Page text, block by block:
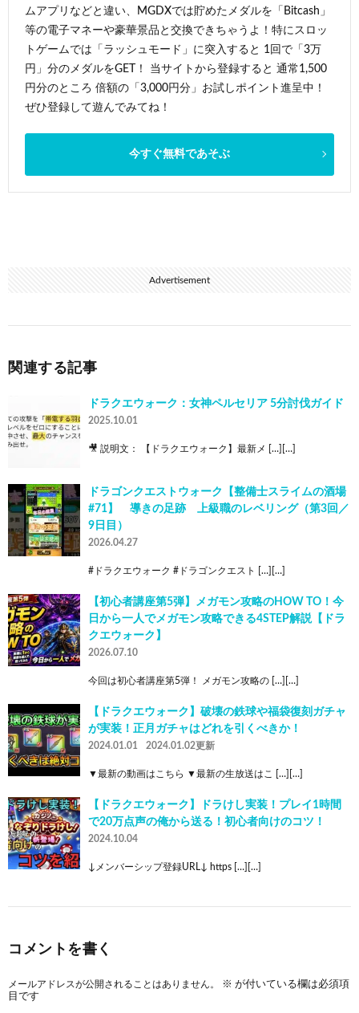
ムアプリなどと違い、MGDXでは貯めたメダルを「Bitcash」
等の電子マネーや豪華景品と交換できちゃうよ！特にスロッ
トゲームでは「ラッシュモード」に突入すると 1回で「3万
円」分のメダルをGET！ 当サイトから登録すると 通常1,500
円分のところ 倍額の「3,000円分」お試しポイント進呈中！
ぜひ登録して遊んでみてね！
今すぐ無料であそぶ
Advertisement
関連する記事
ドラクエウォーク：女神ペルセリア 5分討伐ガイド
2025.10.01
🎥 説明文： 【ドラクエウォーク】最新メ […][…]
ドラゴンクエストウォーク【整備士スライムの酒場
#71】 導きの足跡 上級職のレベリング（第3回／
9日目）
2026.04.27
#ドラクエウォーク #ドラゴンクエスト […][…]
【初心者講座第5弾】メガモン攻略のHOW TO！今
日から一人でメガモン攻略できる4STEP解説【ドラ
クエウォーク】
2026.07.10
今回は初心者講座第5弾！ メガモン攻略の […][…]
【ドラクエウォーク】破壊の鉄球や福袋復刻ガチャ
が実装！正月ガチャはどれを引くべきか！
2024.01.01 2024.01.02更新
▼最新の動画はこちら ▼最新の生放送はこ […][…]
【ドラクエウォーク】ドラけし実装！プレイ1時間
で20万点声の俺から送る！初心者向けのコツ！
2024.10.04
↓メンバーシップ登録URL↓ https […][…]
コメントを書く
メールアドレスが公開されることはありません。 ※ が付いている欄は必須項
目です